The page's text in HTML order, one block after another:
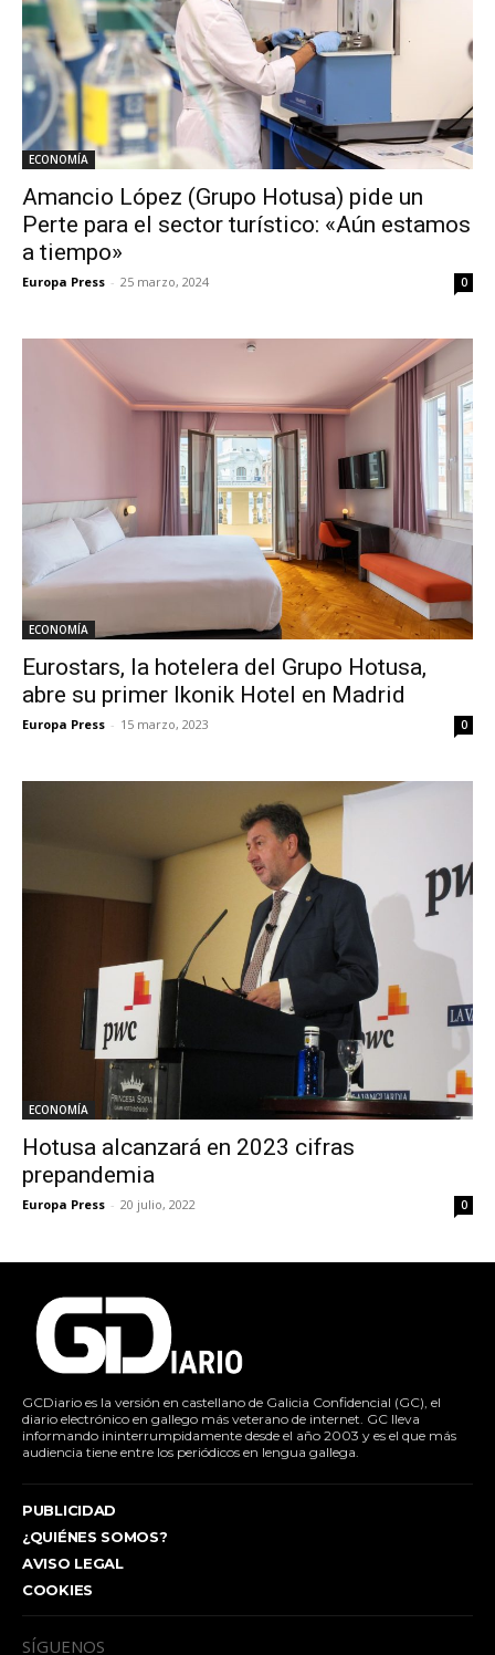
ECONOMÍA
Amancio López (Grupo Hotusa) pide un
Perte para el sector turístico: «Aún estamos
a tiempo»
Europa Press - 25 marzo, 2024 0
ECONOMÍA
Eurostars, la hotelera del Grupo Hotusa,
abre su primer Ikonik Hotel en Madrid
Europa Press - 15 marzo, 2023 0
ECONOMÍA
Hotusa alcanzará en 2023 cifras
prepandemia
Europa Press - 20 julio, 2022 0
GCDiario es la versión en castellano de Galicia Confidencial (GC), el
diario electrónico en gallego más veterano de internet. GC lleva
informando ininterrumpidamente desde el año 2003 y es el que más
audiencia tiene entre los periódicos en lengua gallega.
PUBLICIDAD
¿QUIÉNES SOMOS?
AVISO LEGAL
COOKIES
SÍGUENOS